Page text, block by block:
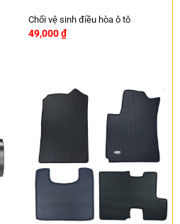
Chổi vệ sinh điều hòa ô tô
49,000₫